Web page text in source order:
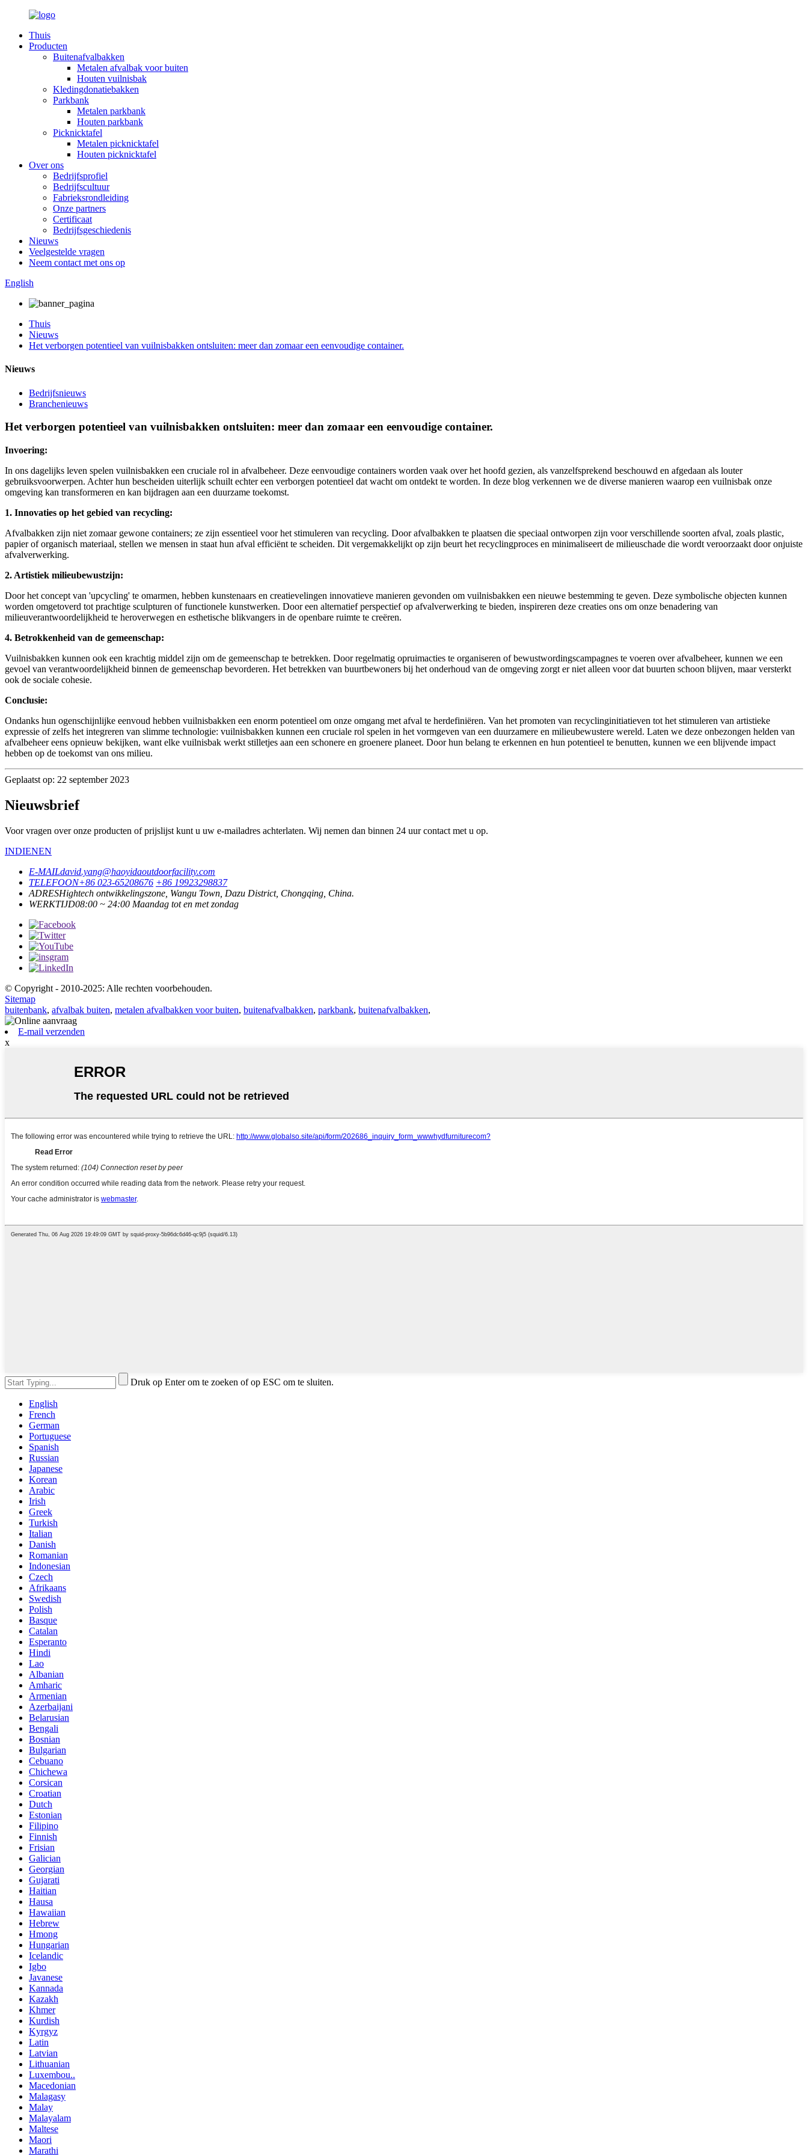
Thuis
Producten
Buitenafvalbakken
Metalen afvalbak voor buiten
Houten vuilnisbak
Kledingdonatiebakken
Parkbank
Metalen parkbank
Houten parkbank
Picknicktafel
Metalen picknicktafel
Houten picknicktafel
Over ons
Bedrijfsprofiel
Bedrijfscultuur
Fabrieksrondleiding
Onze partners
Certificaat
Bedrijfsgeschiedenis
Nieuws
Veelgestelde vragen
Neem contact met ons op
English
Thuis
Nieuws
Het verborgen potentieel van vuilnisbakken ontsluiten: meer dan zomaar een eenvoudige container.
Nieuws
Bedrijfsnieuws
Branchenieuws
Het verborgen potentieel van vuilnisbakken ontsluiten: meer dan zomaar een eenvoudige container.
Invoering:
In ons dagelijks leven spelen vuilnisbakken een cruciale rol in afvalbeheer. Deze eenvoudige containers worden vaak over het hoofd gezien, als vanzelfsprekend beschouwd en afgedaan als louter
gebruiksvoorwerpen. Achter hun bescheiden uiterlijk schuilt echter een verborgen potentieel dat wacht om ontdekt te worden. In deze blog verkennen we de diverse manieren waarop een vuilnisbak onze
omgeving kan transformeren en kan bijdragen aan een duurzame toekomst.
1. Innovaties op het gebied van recycling:
Afvalbakken zijn niet zomaar gewone containers; ze zijn essentieel voor het stimuleren van recycling. Door afvalbakken te plaatsen die speciaal ontworpen zijn voor verschillende soorten afval, zoals plastic,
papier of organisch materiaal, stellen we mensen in staat hun afval efficiënt te scheiden. Dit vergemakkelijkt op zijn beurt het recyclingproces en minimaliseert de milieuschade die wordt veroorzaakt door onjuiste
afvalverwerking.
2. Artistiek milieubewustzijn:
Door het concept van 'upcycling' te omarmen, hebben kunstenaars en creatievelingen innovatieve manieren gevonden om vuilnisbakken een nieuwe bestemming te geven. Deze symbolische objecten kunnen
worden omgetoverd tot prachtige sculpturen of functionele kunstwerken. Door een alternatief perspectief op afvalverwerking te bieden, inspireren deze creaties ons om onze benadering van
milieuverantwoordelijkheid te heroverwegen en esthetische blikvangers in de openbare ruimte te creëren.
4. Betrokkenheid van de gemeenschap:
Vuilnisbakken kunnen ook een krachtig middel zijn om de gemeenschap te betrekken. Door regelmatig opruimacties te organiseren of bewustwordingscampagnes te voeren over afvalbeheer, kunnen we een
gevoel van verantwoordelijkheid binnen de gemeenschap bevorderen. Het betrekken van buurtbewoners bij het onderhoud van de omgeving zorgt er niet alleen voor dat buurten schoon blijven, maar versterkt
ook de sociale cohesie.
Conclusie:
Ondanks hun ogenschijnlijke eenvoud hebben vuilnisbakken een enorm potentieel om onze omgang met afval te herdefiniëren. Van het promoten van recyclinginitiatieven tot het stimuleren van artistieke
expressie of zelfs het integreren van slimme technologie: vuilnisbakken kunnen een cruciale rol spelen in het vormgeven van een duurzamere en milieubewustere wereld. Laten we deze onbezongen helden van
afvalbeheer eens opnieuw bekijken, want elke vuilnisbak werkt stilletjes aan een schonere en groenere planeet. Door hun belang te erkennen en hun potentieel te benutten, kunnen we een blijvende impact
hebben op de toekomst van ons milieu.
Geplaatst op: 22 september 2023
Nieuwsbrief
Voor vragen over onze producten of prijslijst kunt u uw e-mailadres achterlaten. Wij nemen dan binnen 24 uur contact met u op.
INDIENEN
E-MAILdavid.yang@haoyidaoutdoorfacility.com
TELEFOON+86 023-65208676 +86 19923298837
ADRESHightech ontwikkelingszone, Wangu Town, Dazu District, Chongqing, China.
WERKTIJD08:00 ~ 24:00 Maandag tot en met zondag
© Copyright - 2010-2025: Alle rechten voorbehouden.
Sitemap
buitenbank, afvalbak buiten, metalen afvalbakken voor buiten, buitenafvalbakken, parkbank, buitenafvalbakken,
E-mail verzenden
x
Druk op Enter om te zoeken of op ESC om te sluiten.
English
French
German
Portuguese
Spanish
Russian
Japanese
Korean
Arabic
Irish
Greek
Turkish
Italian
Danish
Romanian
Indonesian
Czech
Afrikaans
Swedish
Polish
Basque
Catalan
Esperanto
Hindi
Lao
Albanian
Amharic
Armenian
Azerbaijani
Belarusian
Bengali
Bosnian
Bulgarian
Cebuano
Chichewa
Corsican
Croatian
Dutch
Estonian
Filipino
Finnish
Frisian
Galician
Georgian
Gujarati
Haitian
Hausa
Hawaiian
Hebrew
Hmong
Hungarian
Icelandic
Igbo
Javanese
Kannada
Kazakh
Khmer
Kurdish
Kyrgyz
Latin
Latvian
Lithuanian
Luxembou..
Macedonian
Malagasy
Malay
Malayalam
Maltese
Maori
Marathi